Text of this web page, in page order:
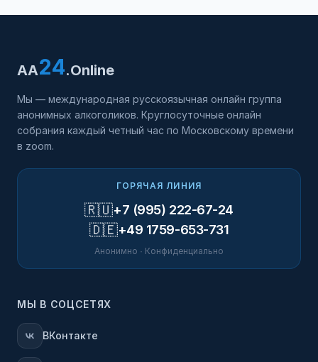
AA24.Online
Мы — международная русскоязычная онлайн группа
анонимных алкоголиков. Круглосуточные онлайн
собрания каждый четный час по Московскому времени
в zoom.
ГОРЯЧАЯ ЛИНИЯ
🇷🇺+7 (995) 222-67-24
🇩🇪+49 1759-653-731
Анонимно · Конфиденциально
МЫ В СОЦСЕТЯХ
ВКонтакте